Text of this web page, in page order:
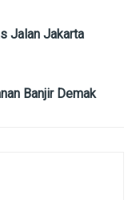
Jalan Jakarta
Banjir Demak